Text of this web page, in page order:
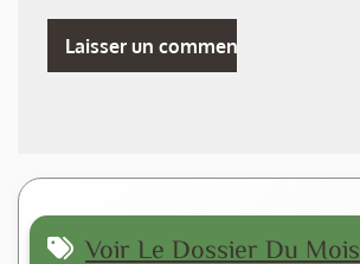
Voir Le Dossier Du Mois